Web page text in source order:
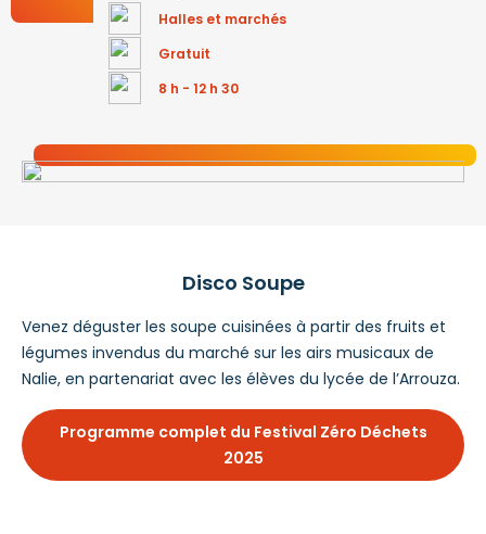
Halles et marchés
Gratuit
8 h - 12 h 30
Disco Soupe
Venez déguster les soupe cuisinées à partir des fruits et
légumes invendus du marché sur les airs musicaux de
Nalie, en partenariat avec les élèves du lycée de l’Arrouza.
Programme complet du Festival Zéro Déchets
2025